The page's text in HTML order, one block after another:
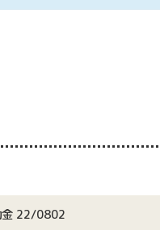
22/0802